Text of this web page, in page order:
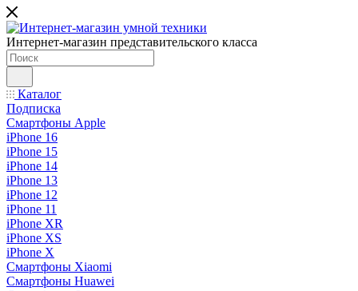
Интернет-магазин представительского класса
Каталог
Подписка
Смартфоны Apple
iPhone 16
iPhone 15
iPhone 14
iPhone 13
iPhone 12
iPhone 11
iPhone XR
iPhone XS
iPhone X
Смартфоны Xiaomi
Смартфоны Huawei